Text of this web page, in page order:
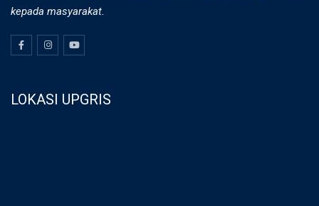
kepada masyarakat.
LOKASI UPGRIS